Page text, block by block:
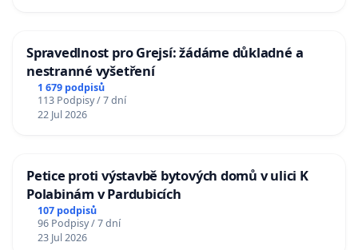
Spravedlnost pro Grejsí: žádáme důkladné a
nestranné vyšetření
1 679 podpisů
113 Podpisy / 7 dní
22 Jul 2026
Petice proti výstavbě bytových domů v ulici K
Polabinám v Pardubicích
107 podpisů
96 Podpisy / 7 dní
23 Jul 2026